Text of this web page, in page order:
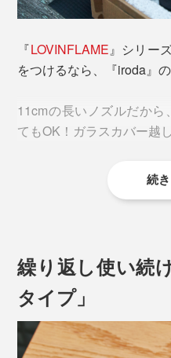
『LOVINFLAME』シリー
をつけるなら、『iroda』
11cmの長いノズルだから
てもOK！ガラスカバー越
続
繰り返し使い続
タイプ」